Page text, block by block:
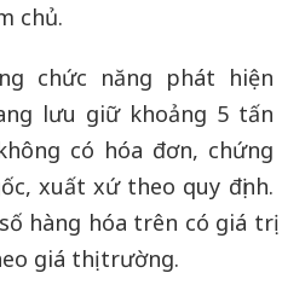
chủ.
chức năng phát hiện
lưu giữ khoảng 5 tấn
có hóa đơn, chứng
xuất xứ theo quy định.
hàng hóa trên có giá trị
giá thị trường.